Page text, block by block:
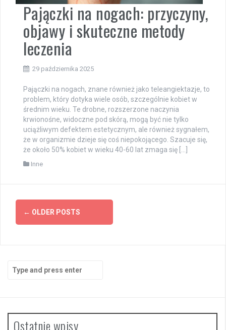
Pajączki na nogach: przyczyny,
objawy i skuteczne metody
leczenia
29 października 2025
Pajączki na nogach, znane również jako teleangiektazje, to
problem, który dotyka wiele osób, szczególnie kobiet w
średnim wieku. Te drobne, rozszerzone naczynia
krwionośne, widoczne pod skórą, mogą być nie tylko
uciążliwym defektem estetycznym, ale również sygnałem,
że w organizmie dzieje się coś niepokojącego. Szacuje się,
że około 50% kobiet w wieku 40-60 lat zmaga się […]
Inne
Posts
navigation
← OLDER POSTS
for:
Ostatnie wpisy